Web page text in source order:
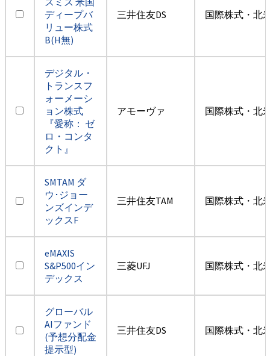
ディープバ
リュー株式
B(H無)
三井住友DS 国際株式・北
デジタル・
トランスフ
ォーメーシ
ョン株式
『愛称： ゼ
ロ・コンタ
クト』
アモーヴァ 国際株式・北
SMTAM ダ
ウ･ジョー
ンズインデ
ックスF
三井住友TAM 国際株式・北
eMAXIS
S&P500イン
デックス
三菱UFJ 国際株式・北
グローバル
AIファンド
(予想分配金
提示型)
三井住友DS 国際株式・北